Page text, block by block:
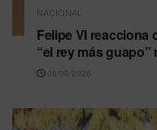
NACIONAL
Felipe VI reacciona
“el rey más
06/08/2026